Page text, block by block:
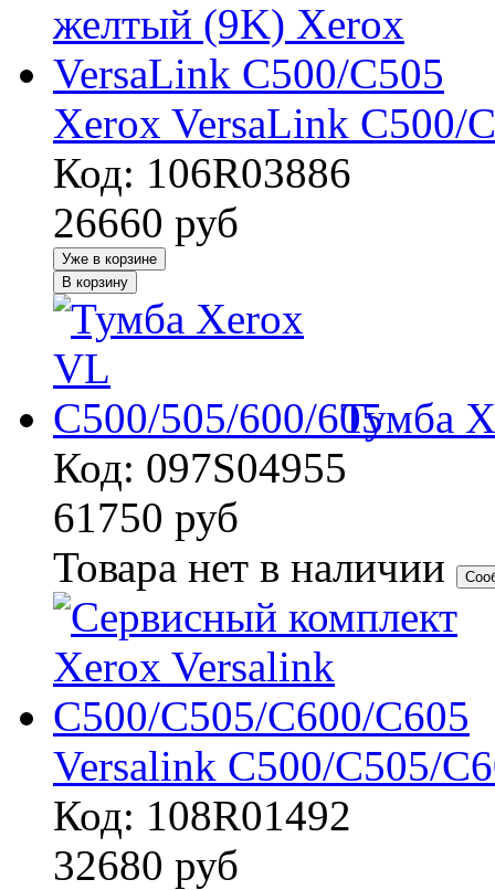
Xerox VersaLink C500/
Код: 106R03886
26660 руб
Уже в корзине
В корзину
Тумба
Код: 097S04955
61750 руб
Товара нет в наличии
Versalink C500/C505/
Код: 108R01492
32680 руб